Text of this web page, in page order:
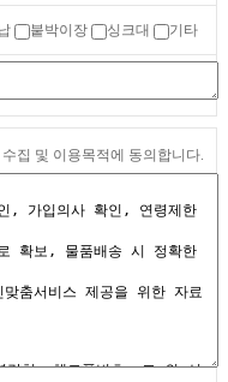
붙박이장 싱크대 기타
집 및 이용목적에 동의합니다.